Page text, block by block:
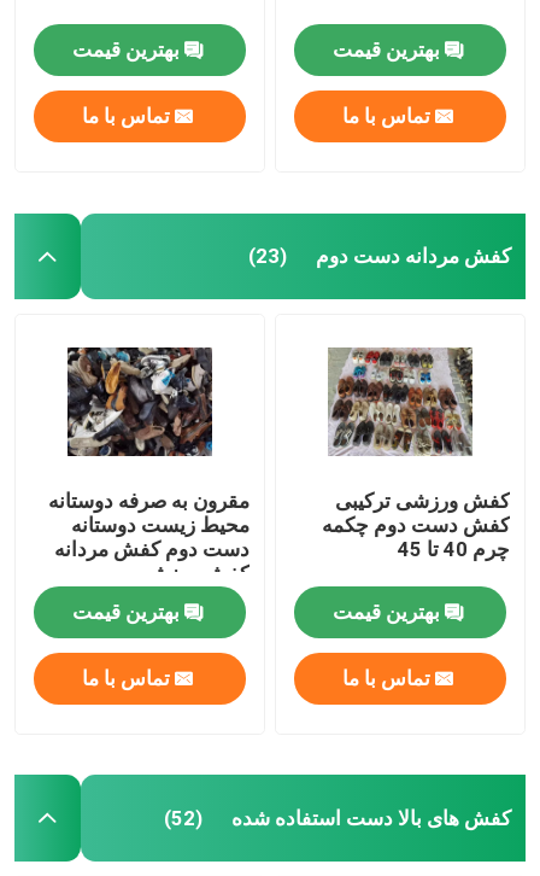
بهترین قیمت
تماس با ما
بهترین قیمت
تماس با ما
کفش مردانه دست دوم (23)
کفش ورزشی ترکیبی
کفش دست دوم چکمه
چرم 40 تا 45
بهترین قیمت
تماس با ما
مقرون به صرفه دوستانه
محیط زیست دوستانه
دست دوم کفش مردانه
کفش ورزشی
بهترین قیمت
تماس با ما
کفش های بالا دست استفاده شده (52)